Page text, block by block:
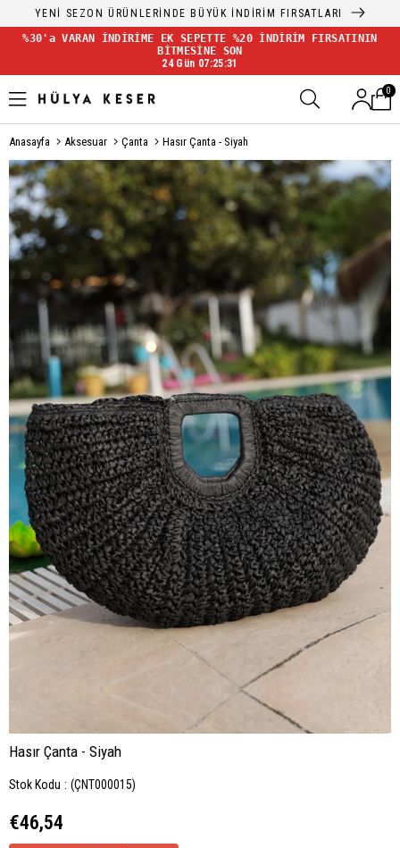
YENİ SEZON ÜRÜNLERİNDE BÜYÜK İNDİRİM FIRSATLARI
%30'a VARAN İNDİRİME EK SEPETTE %20 İNDİRİM FIRSATININ
BİTMESİNE SON
24 Gün 07:25:31
0
Anasayfa Aksesuar Çanta Hasır Çanta - Siyah
Hasır Çanta - Siyah
Stok Kodu (ÇNT000015)
€46,54